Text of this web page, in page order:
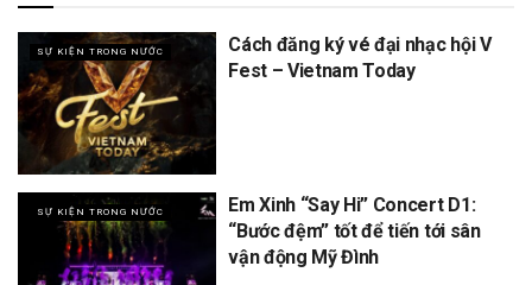
SỰ KIỆN TRONG NƯỚC
Cách đăng ký vé đại nhạc hội V
Fest – Vietnam Today
SỰ KIỆN TRONG NƯỚC
Em Xinh “Say Hi” Concert D1:
“Bước đệm” tốt để tiến tới sân
vận động Mỹ Đình